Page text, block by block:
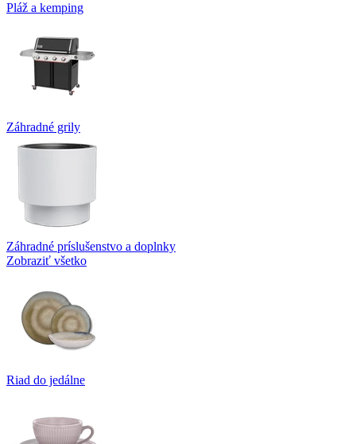
Pláž a kemping
Záhradné grily
Záhradné príslušenstvo a doplnky
Zobraziť všetko
Riad do jedálne